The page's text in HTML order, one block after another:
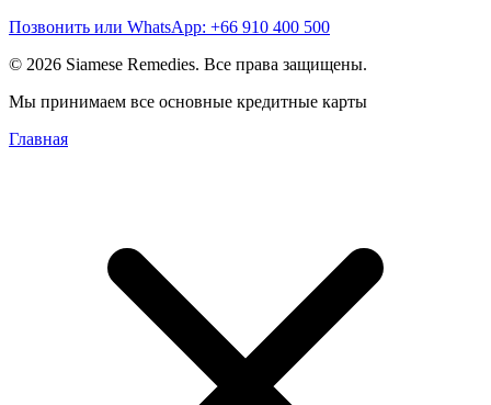
Позвонить или WhatsApp: +66 910 400 500
© 2026 Siamese Remedies. Все права защищены.
Мы принимаем все основные кредитные карты
Главная